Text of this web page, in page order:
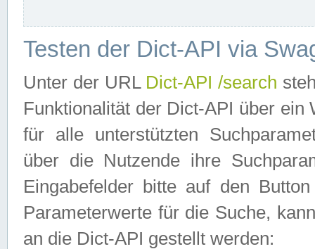
Testen der Dict-API via
Unter der URL Dict-API /search
Funktionalität der Dict-API über
für alle unterstützten
über die Nutzende ihre
Eingabefelder bitte auf den
Parameterwerte für die Suche,
an die Dict-API gestellt werden: